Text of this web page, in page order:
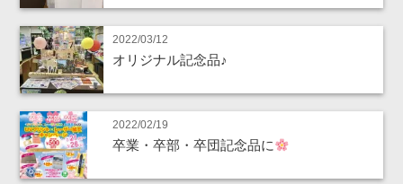
2022/03/12
オリジナル記念品♪
2022/02/19
卒業・卒部・卒団記念品に